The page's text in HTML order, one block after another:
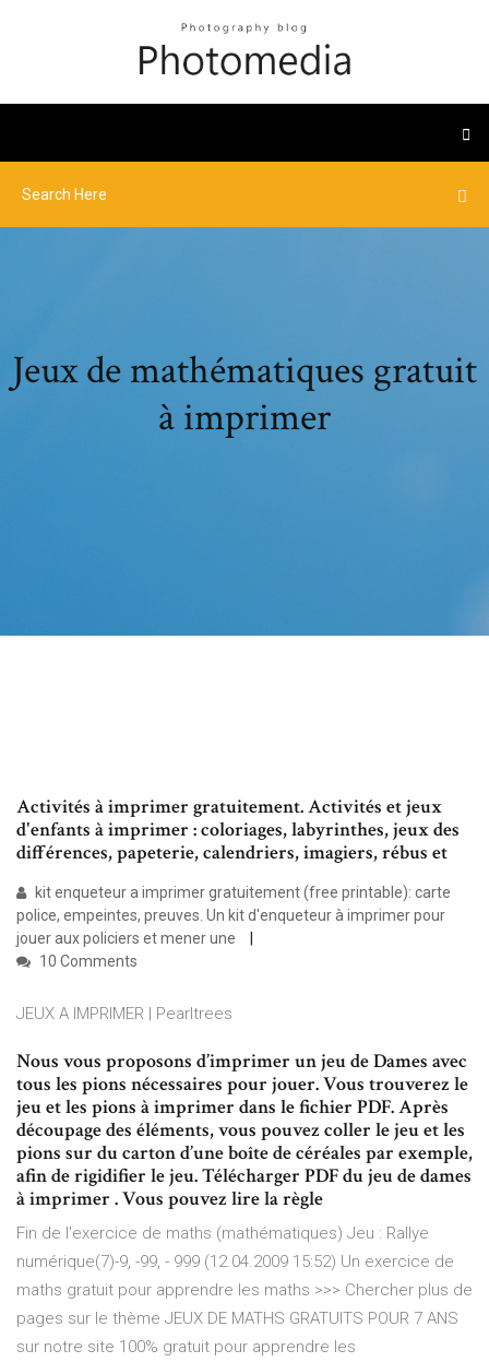
Jeux de mathématiques gratuit
à imprimer
Activités à imprimer gratuitement. Activités et jeux
d'enfants à imprimer : coloriages, labyrinthes, jeux des
différences, papeterie, calendriers, imagiers, rébus et
kit enqueteur a imprimer gratuitement (free printable): carte
police, empeintes, preuves. Un kit d'enqueteur à imprimer pour
jouer aux policiers et mener une
10 Comments
JEUX A IMPRIMER | Pearltrees
Nous vous proposons d’imprimer un jeu de Dames avec
tous les pions nécessaires pour jouer. Vous trouverez le
jeu et les pions à imprimer dans le fichier PDF. Après
découpage des éléments, vous pouvez coller le jeu et les
pions sur du carton d’une boîte de céréales par exemple,
afin de rigidifier le jeu. Télécharger PDF du jeu de dames
à imprimer . Vous pouvez lire la règle
Fin de l'exercice de maths (mathématiques) Jeu : Rallye
numérique(7)-9, -99, - 999 (12.04.2009 15:52) Un exercice de
maths gratuit pour apprendre les maths >>> Chercher plus de
pages sur le thème JEUX DE MATHS GRATUITS POUR 7 ANS
sur notre site 100% gratuit pour apprendre les